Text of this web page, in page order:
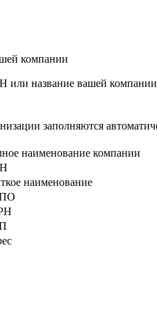
компании
или название вашей компании
заполняются
наименование компании
наименование